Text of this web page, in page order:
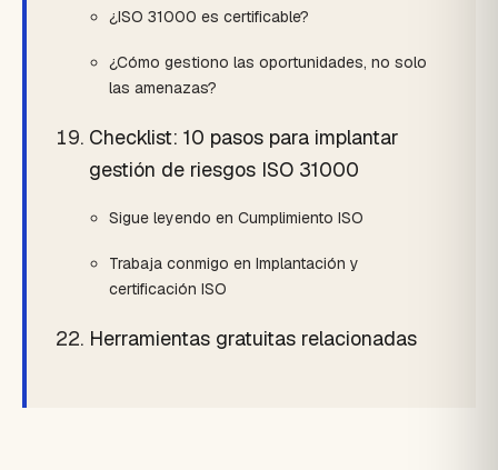
¿ISO 31000 es certificable?
¿Cómo gestiono las oportunidades, no solo
las amenazas?
Checklist: 10 pasos para implantar
gestión de riesgos ISO 31000
Sigue leyendo en Cumplimiento ISO
Trabaja conmigo en Implantación y
certificación ISO
Herramientas gratuitas relacionadas